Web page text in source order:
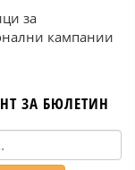
за
кампании
ЗА БЮЛЕТИН